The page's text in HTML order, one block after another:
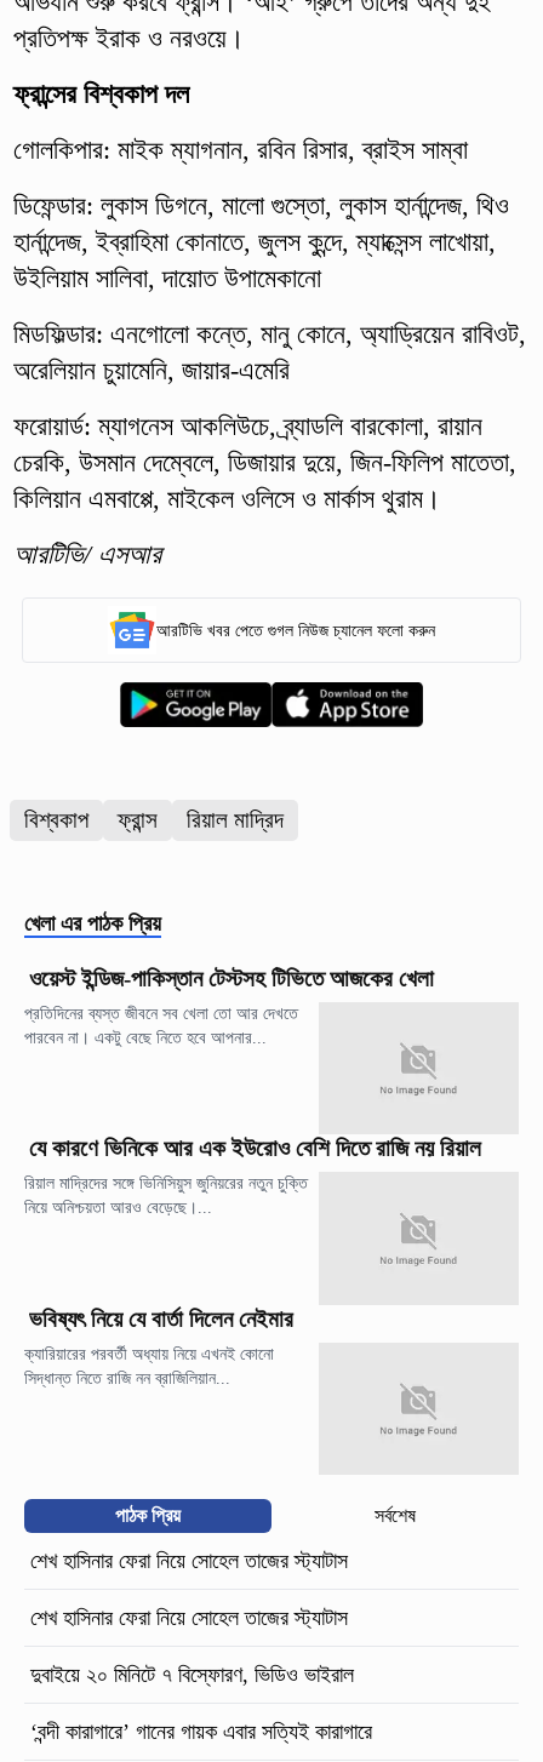
প্রতিপক্ষ ইরাক ও নরওয়ে।
ফ্রান্সের বিশ্বকাপ দল
গোলকিপার: মাইক ম্যাগনান, রবিন রিসার, ব্রাইস সাম্বা
ডিফেন্ডার: লুকাস ডিগনে, মালো গুস্তো, লুকাস হার্নান্দেজ, থিও
হার্নান্দেজ, ইব্রাহিমা কোনাতে, জুলস কুন্দে, ম্যাক্সেন্স লাখোয়া,
উইলিয়াম সালিবা, দায়োত উপামেকানো
মিডফিল্ডার: এনগোলো কন্তে, মানু কোনে, অ্যাড্রিয়েন রাবিওট,
অরেলিয়ান চুয়ামেনি, জায়ার-এমেরি
ফরোয়ার্ড: ম্যাগনেস আকলিউচে, ব্র্যাডলি বারকোলা, রায়ান
চেরকি, উসমান দেম্বেলে, ডিজায়ার দুয়ে, জিন-ফিলিপ মাতেতা,
কিলিয়ান এমবাপ্পে, মাইকেল ওলিসে ও মার্কাস থুরাম।
আরটিভি/ এসআর
আরটিভি খবর পেতে গুগল নিউজ চ্যানেল ফলো করুন
বিশ্বকাপ ফ্রান্স রিয়াল মাদ্রিদ
খেলা এর পাঠক প্রিয়
ওয়েস্ট ইন্ডিজ-পাকিস্তান টেস্টসহ টিভিতে আজকের খেলা
প্রতিদিনের ব্যস্ত জীবনে সব খেলা তো আর দেখতে
পারবেন না। একটু বেছে নিতে হবে আপনার...
যে কারণে ভিনিকে আর এক ইউরোও বেশি দিতে রাজি নয় রিয়াল
রিয়াল মাদ্রিদের সঙ্গে ভিনিসিয়ুস জুনিয়রের নতুন চুক্তি
নিয়ে অনিশ্চয়তা আরও বেড়েছে।...
ভবিষ্যৎ নিয়ে যে বার্তা দিলেন নেইমার
ক্যারিয়ারের পরবর্তী অধ্যায় নিয়ে এখনই কোনো
সিদ্ধান্ত নিতে রাজি নন ব্রাজিলিয়ান...
পাঠক প্রিয় সর্বশেষ
শেখ হাসিনার ফেরা নিয়ে সোহেল তাজের স্ট্যাটাস
শেখ হাসিনার ফেরা নিয়ে সোহেল তাজের স্ট্যাটাস
দুবাইয়ে ২০ মিনিটে ৭ বিস্ফোরণ, ভিডিও ভাইরাল
‘বন্দী কারাগারে’ গানের গায়ক এবার সত্যিই কারাগারে